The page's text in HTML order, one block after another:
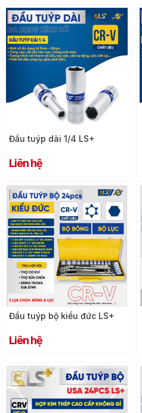
Đầu tuýp dài 1/4 LS+
Liên hệ
Đầu tuýp bộ kiểu đức LS+
Liên hệ